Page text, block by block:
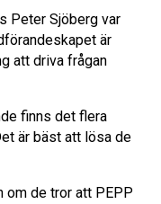
Peter Sjöberg var
är
att driva frågan
finns det flera
är bäst att lösa de
om de tror att PEPP